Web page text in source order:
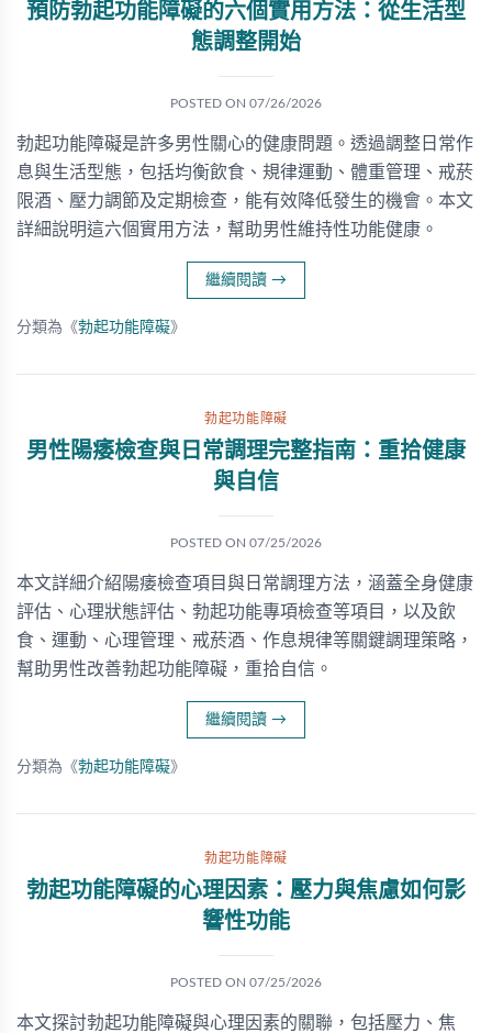
預防勃起功能障礙的六個實用方法：從生活型
態調整開始
POSTED ON 07/26/2026
勃起功能障礙是許多男性關心的健康問題。透過調整日常作
息與生活型態，包括均衡飲食、規律運動、體重管理、戒菸
限酒、壓力調節及定期檢查，能有效降低發生的機會。本文
詳細說明這六個實用方法，幫助男性維持性功能健康。
繼續閱讀 →
分類為《勃起功能障礙》
勃起功能障礙
男性陽痿檢查與日常調理完整指南：重拾健康
與自信
POSTED ON 07/25/2026
本文詳細介紹陽痿檢查項目與日常調理方法，涵蓋全身健康
評估、心理狀態評估、勃起功能專項檢查等項目，以及飲
食、運動、心理管理、戒菸酒、作息規律等關鍵調理策略，
幫助男性改善勃起功能障礙，重拾自信。
繼續閱讀 →
分類為《勃起功能障礙》
勃起功能障礙
勃起功能障礙的心理因素：壓力與焦慮如何影
響性功能
POSTED ON 07/25/2026
本文探討勃起功能障礙與心理因素的關聯，包括壓力、焦